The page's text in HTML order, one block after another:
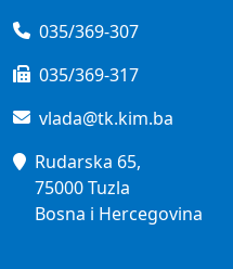
035/369-307
035/369-317
vlada@tk.kim.ba
Rudarska 65,
75000 Tuzla
Bosna i Hercegovina